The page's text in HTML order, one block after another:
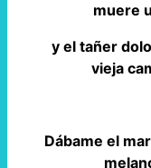
muere
y el tañer
vieja
Dábame el